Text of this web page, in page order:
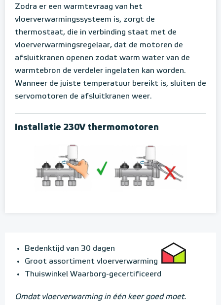
Zodra er een warmtevraag van het
vloerverwarmingssysteem is, zorgt de
thermostaat, die in verbinding staat met de
vloerverwarmingsregelaar, dat de motoren de
afsluitkranen openen zodat warm water van de
warmtebron de verdeler ingelaten kan worden.
Wanneer de juiste temperatuur bereikt is, sluiten de
servomotoren de afsluitkranen weer.
Installatie 230V thermomotoren
Bedenktijd van 30 dagen
Groot assortiment vloerverwarming
Thuiswinkel Waarborg-gecertificeerd
Omdat vloerverwarming in één keer goed moet.